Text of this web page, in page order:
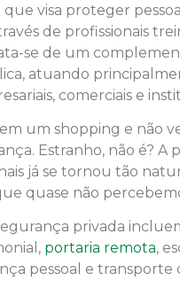
visa proteger
de profissionais
se de um
atuando
comerciais e
um shopping e não
Estranho, não é? A
já se tornou tão
quase não
privada
portaria remota,
pessoal e transporte